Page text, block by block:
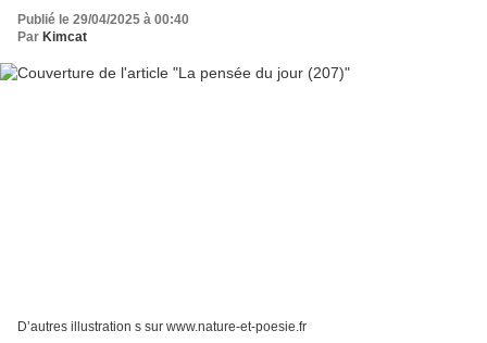
Publié le 29/04/2025 à 00:40
Par Kimcat
D’autres illustration s sur www.nature-et-poesie.fr